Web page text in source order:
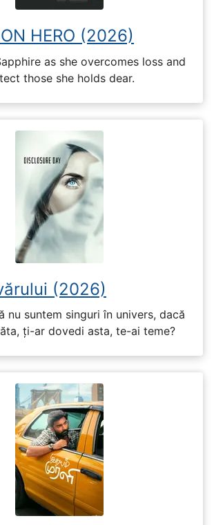
HERO (2026)
as she overcomes loss and
those she holds dear.
(2026)
nu suntem singuri în univers, dacă
ți-ar dovedi asta, te-ai teme?